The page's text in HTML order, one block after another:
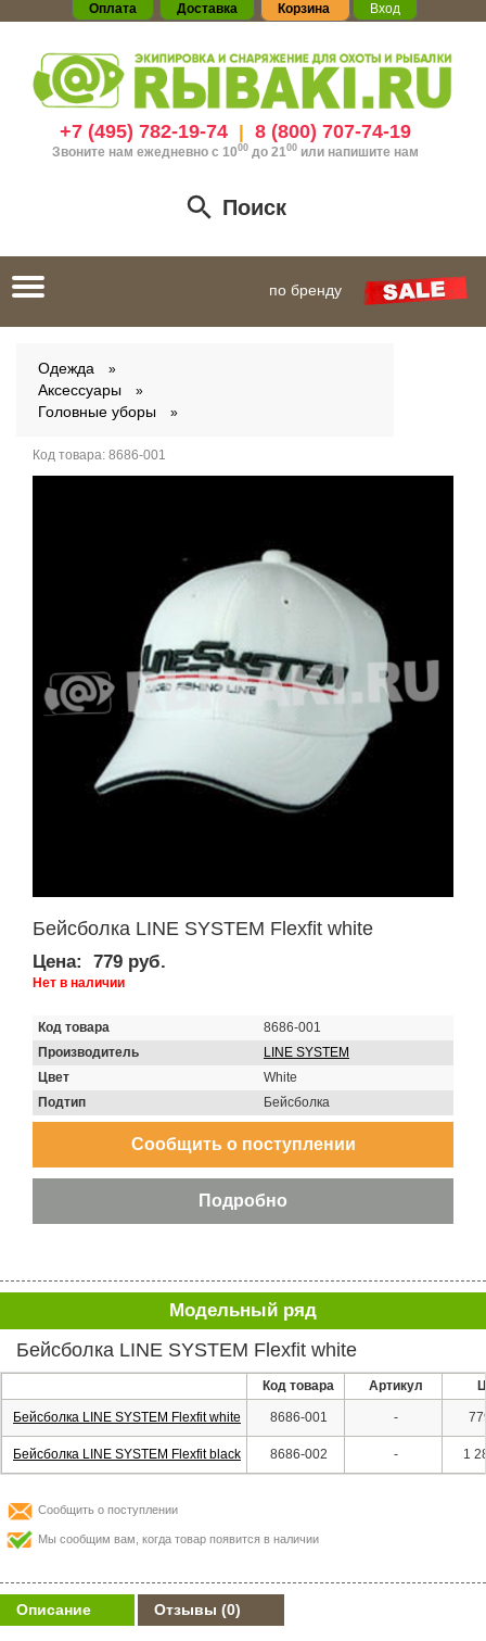
Оплата Доставка Корзина Вход
+7 (495) 782-19-74| 8 (800) 707-74-19
Звоните нам ежедневно с 1000до 21 00 или напишите нам
Поиск
Toggle
navigation
по бренду
Одежда
Аксессуары
Головные уборы
Код товара: 8686-001
Бейсболка LINE SYSTEM Flexfit white
Цена: 779 руб.
Нет в наличии
Код товара
8686-001
Производитель
LINE SYSTEM
Цвет
White
Подтип
Бейсболка
Модельный ряд
Бейсболка LINE SYSTEM Flexfit white
Код товара Артикул
Бейсболка LINE SYSTEM Flexfit white 8686-001 -
Бейсболка LINE SYSTEM Flexfit black 8686-002 - 1
Сообщить о поступлении
Мы сообщим вам, когда товар появится в наличии
Описание Отзывы (0)